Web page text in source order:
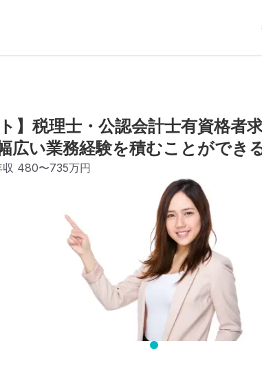
】税理士・公認会計士有資格者
広い業務経験を積むことができ
480〜735万円